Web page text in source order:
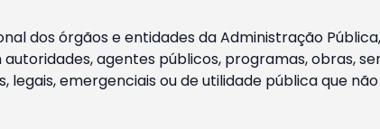
dos órgãos e entidades da Administração
agentes públicos, programas, obras,
emergenciais ou de utilidade pública que